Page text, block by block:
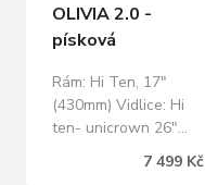
OLIVIA 2.0 -
písková
Rám: Hi Ten, 17"
(430mm) Vidlice: Hi
ten- unicrown 26"
Řazení: Shimano RV
7 499 Kč